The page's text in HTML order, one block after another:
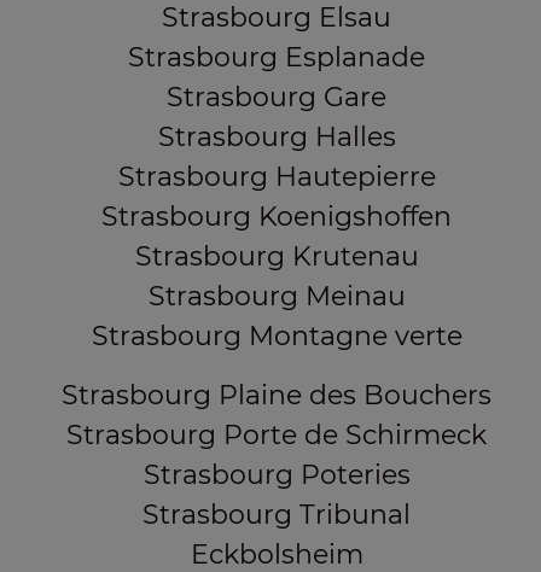
Strasbourg Elsau
Strasbourg Esplanade
Strasbourg Gare
Strasbourg Halles
Strasbourg Hautepierre
Strasbourg Koenigshoffen
Strasbourg Krutenau
Strasbourg Meinau
Strasbourg Montagne verte
Strasbourg Plaine des Bouchers
Strasbourg Porte de Schirmeck
Strasbourg Poteries
Strasbourg Tribunal
Eckbolsheim